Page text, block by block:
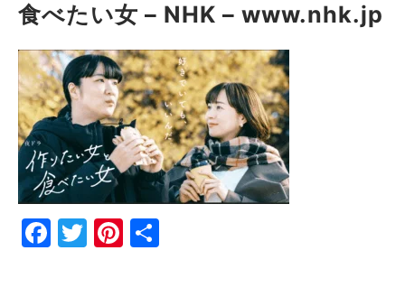
食べたい女 – NHK – www.nhk.jp
Fac
Twi
Pin